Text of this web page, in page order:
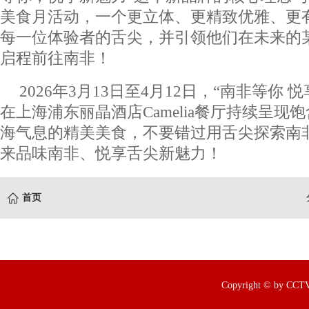
美食月活动，一个更立体、更精致优雅、更
每一位体验者的舌尖，并引领他们在未来的
启程前往南非！
2026年3月13日至4月12日，“南非等你
在上海浦东丽晶酒店Camelia餐厅持续呈现
海气息的精美美食，不要错过用舌尖探索南
来品味南非、悦享舌尖新魅力！
首页
Copyright © by